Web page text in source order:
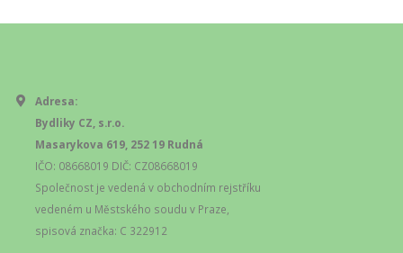
Adresa:
Bydliky CZ, s.r.o.
Masarykova 619, 252 19 Rudná
IČO: 08668019 DIČ: CZ08668019
Společnost je vedená v obchodním rejstříku
vedeném u Městského soudu v Praze,
spisová značka: C 322912